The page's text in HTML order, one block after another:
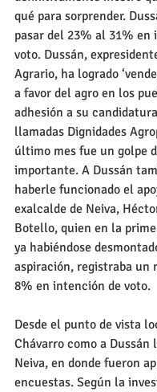
qué para sorprender.
pasar del 23% al 31% en
voto. Dussán,
Agrario, ha logrado
a favor del agro en los
adhesión a su
llamadas Dignidades
último mes fue un golpe
importante. A Dussán
haberle funcionado el
exalcalde de Neiva,
Botello, quien en la
ya habiéndose
aspiración, registraba un
8% en intención de voto.
Desde el punto de vista
Chávarro como a Dussán
Neiva, en donde fueron
encuestas. Según la